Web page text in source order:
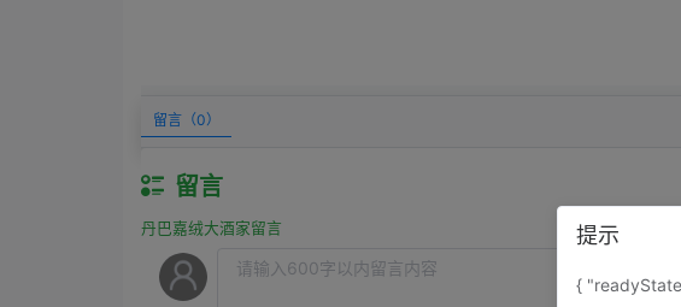
留言（0）
留言
丹巴嘉绒大酒家留言 提示
{